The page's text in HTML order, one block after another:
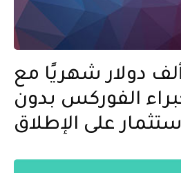
كيف تربح 50 ألف دولار شهريًا مع
الفوركس بدون
على الإطلاق